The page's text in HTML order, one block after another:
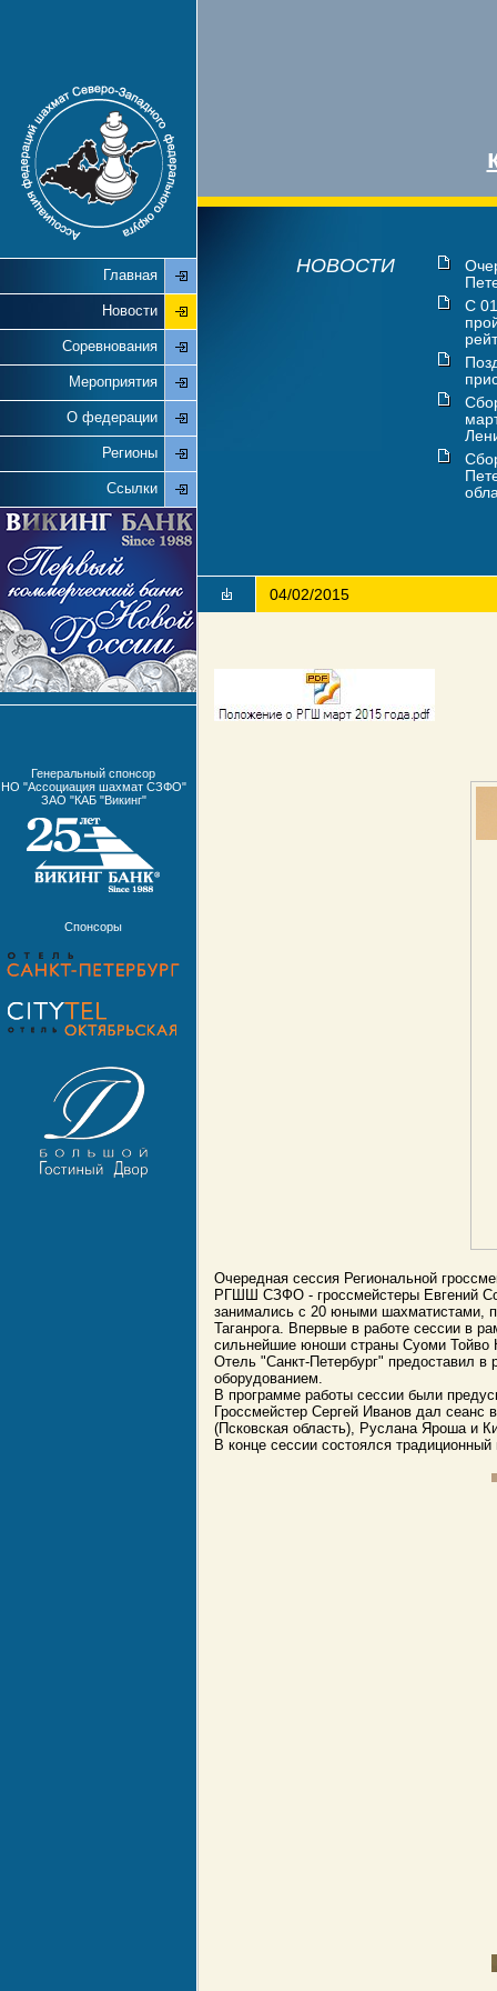
Главная
Новости
Соревнования
Мероприятия
О федерации
Регионы
Ссылки
Генеральный спонсор
НО "Ассоциация шахмат СЗФО"
ЗАО "КАБ "Викинг"
Спонсоры
НОВОСТИ
С
04/02/2015
Очередная сессия Региональной
РГШШ СЗФО - гроссмейстеры Евгений
занимались с 20 юными шахматистами,
Таганрога. Впервые в работе сессии в
сильнейшие юноши страны Суоми Тойво
Отель "Санкт-Петербург" предоставил
оборудованием.
В программе работы сессии были
Гроссмейстер Сергей Иванов дал
(Псковская область), Руслана Яроша и
В конце сессии состоялся